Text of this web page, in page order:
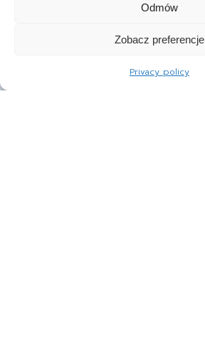
Odmów
Zobacz preferencje
Privacy policy